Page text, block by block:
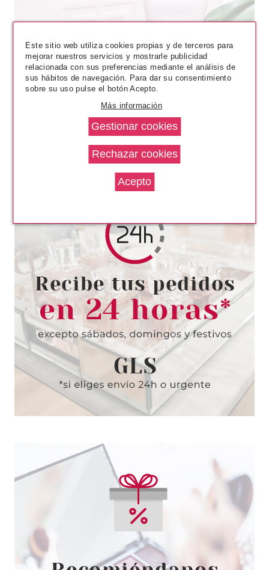
CHRISTIAN DIOR J´ADORE
CREMA CORPORAL 150 ML
Pvr 79.00€
-21%
desde
62.50€
CHRISTIAN DIOR
CHRISTIAN DIOR ADDICT EDT
50 ML
Pvr 75.00€
-13%
desde
64.99€
CHRISTIAN DIOR
CHRISTIAN DIOR MISS DIOR
GELÉE DE ROSE PURIFIANTE
POUR LES MAINS 100 ML
Pvr 36.60€
-19%
desde
29.80€
Este sitio web utiliza cookies propias y de terceros para
mejorar nuestros servicios y mostrarle publicidad
relacionada con sus preferencias mediante el análisis de
sus hábitos de navegación. Para dar su consentimiento
sobre su uso pulse el botón Acepto.
Más información